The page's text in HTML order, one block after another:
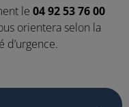
le 04 92 53 76 00
orientera selon la
d’urgence.